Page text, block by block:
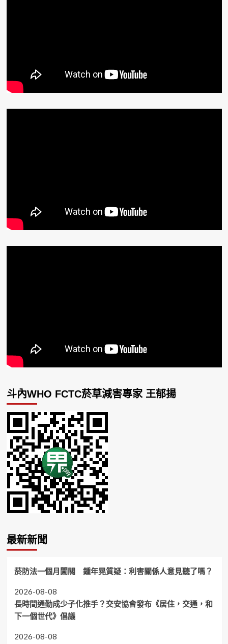
斗內WHO FCTC菸草減害專家 王郁揚
最新新聞
菸防法一個月闖關 鍾年晃質疑：利害關係人意見聽了嗎？
2026-08-08
長時間通勤成少子化推手？交安協會發布《居住，交通，和
下一個世代》倡議
2026-08-08